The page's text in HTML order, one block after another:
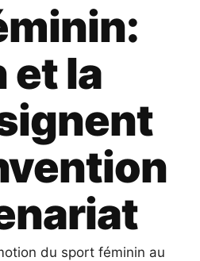
et la
du sport féminin au